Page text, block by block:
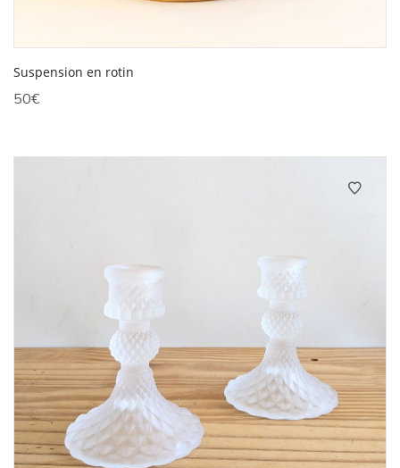
Suspension en rotin
50€